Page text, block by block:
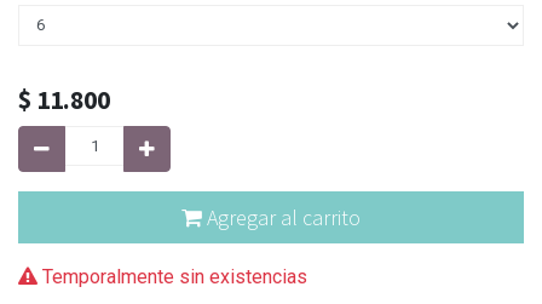
$ 11.800
Agregar al carrito
Temporalmente sin existencias